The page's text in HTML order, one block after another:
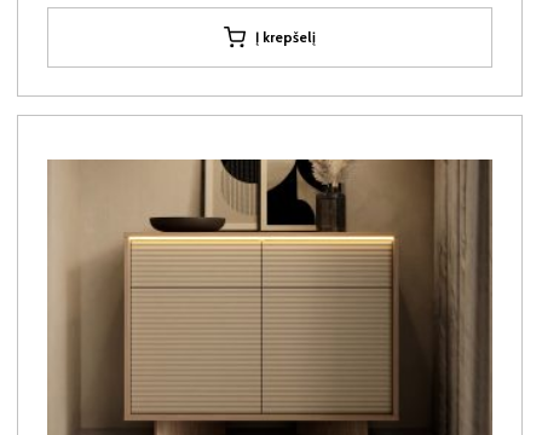
Į krepšelį